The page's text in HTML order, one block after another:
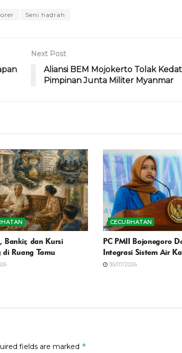
Seni hadrah
Next Post
Aliansi BEM Mojokerto Tolak
Pimpinan Junta Militer Myanmar
Bankir, dan Kursi
di Ruang Tamu
CECURHATAN
PC PMII Bojonegoro
Integrasi Sistem Air
30/07/2026
fields are marked *